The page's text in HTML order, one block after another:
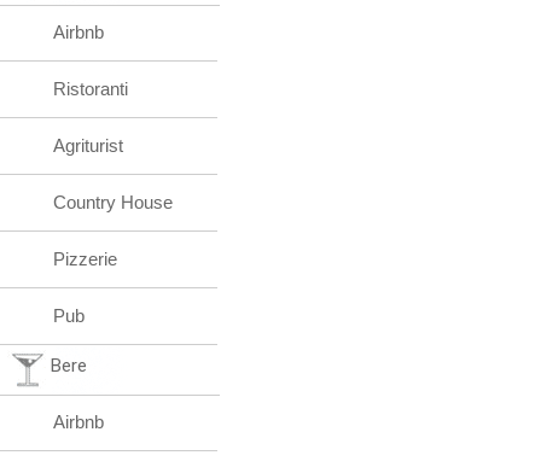
Airbnb
Ristoranti
Agriturist
Country House
Pizzerie
Pub
Bere
Airbnb